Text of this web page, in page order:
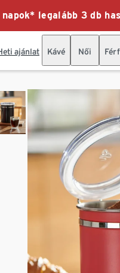
legalább 3 db
ajánlat Kávé Női